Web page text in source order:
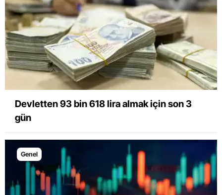
Devletten 93 bin 618 lira almak için son 3
gün
Genel